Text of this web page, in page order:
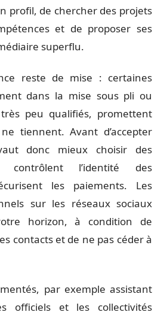
profil, de chercher des projets
et de proposer ses
superflu.
reste de mise : certaines
dans la mise sous pli ou
peu qualifiés, promettent
tiennent. Avant d’accepter
donc mieux choisir des
contrôlent l’identité des
les paiements. Les
sur les réseaux sociaux
horizon, à condition de
contacts et de ne pas céder à
par exemple assistant
officiels et les collectivités